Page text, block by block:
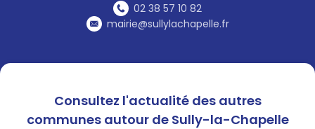
02 38 57 10 82
mairie@sullylachapelle.fr
Consultez l'actualité des autres
communes autour de Sully-la-Chapelle